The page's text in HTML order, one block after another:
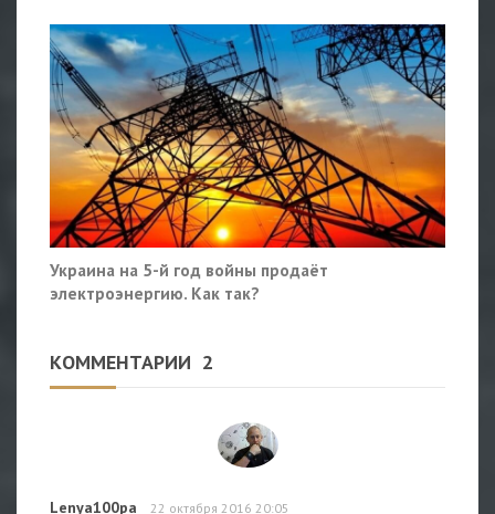
Украина на 5-й год войны продаёт
электроэнергию. Как так?
КОММЕНТАРИИ 2
Lenya100pa 22 октября 2016 20:05